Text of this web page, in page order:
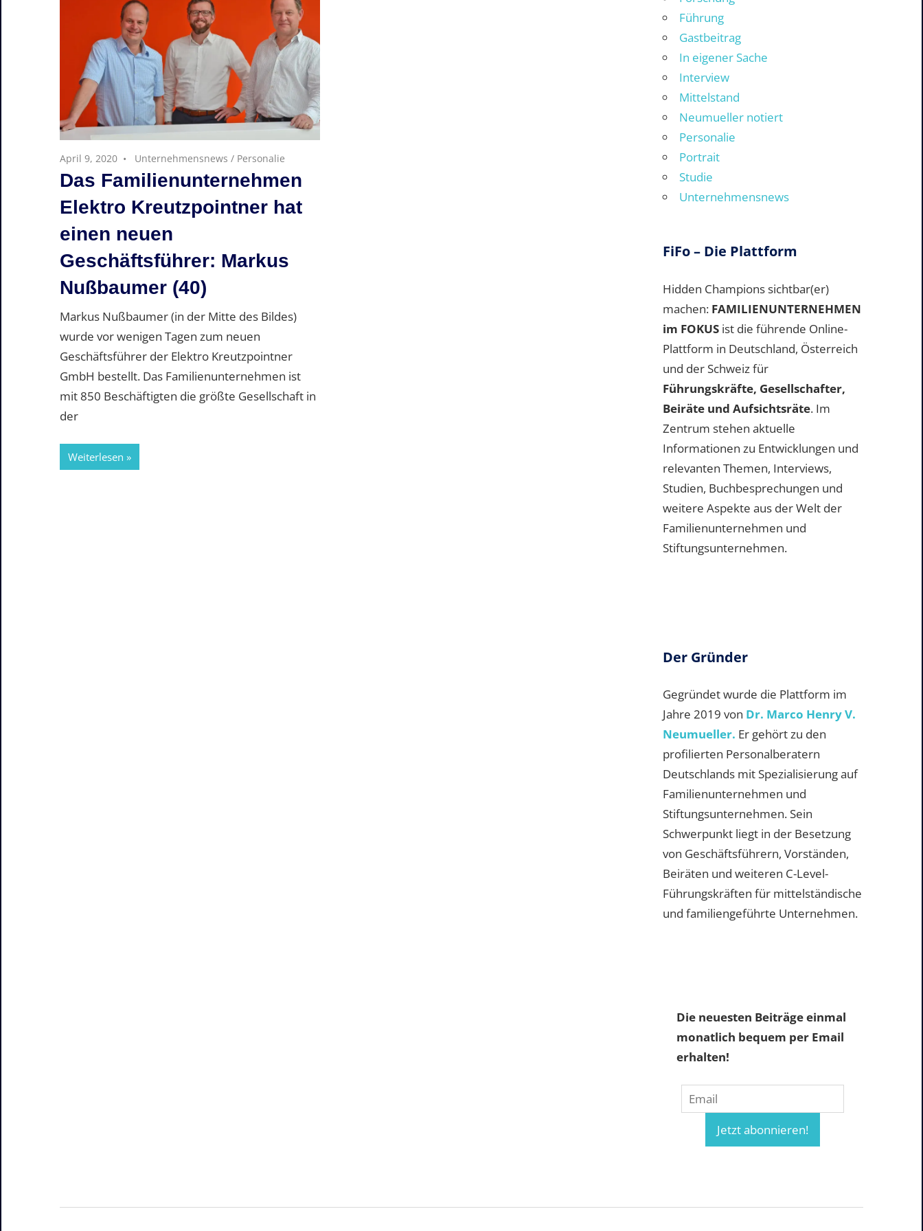
April 9, 2020 Unternehmensnews / Personalie
Das Familienunternehmen
Elektro Kreutzpointner hat
einen neuen
Geschäftsführer: Markus
Nußbaumer (40)
Markus Nußbaumer (in der Mitte des Bildes)
wurde vor wenigen Tagen zum neuen
Geschäftsführer der Elektro Kreutzpointner
GmbH bestellt. Das Familienunternehmen ist
mit 850 Beschäftigten die größte Gesellschaft in
der
Weiterlesen
Führung
Gastbeitrag
In eigener Sache
Interview
Mittelstand
Neumueller notiert
Personalie
Portrait
Studie
Unternehmensnews
FiFo – Die Plattform
Hidden Champions sichtbar(er)
machen: FAMILIENUNTERNEHMEN
im FOKUS ist die führende Online-
Plattform in Deutschland, Österreich
und der Schweiz für
Führungskräfte, Gesellschafter,
Beiräte und Aufsichtsräte. Im
Zentrum stehen aktuelle
Informationen zu Entwicklungen und
relevanten Themen, Interviews,
Studien, Buchbesprechungen und
weitere Aspekte aus der Welt der
Familienunternehmen und
Stiftungsunternehmen.
Der Gründer
Gegründet wurde die Plattform im
Jahre 2019 von Dr. Marco Henry V.
Neumueller. Er gehört zu den
profilierten Personalberatern
Deutschlands mit Spezialisierung auf
Familienunternehmen und
Stiftungsunternehmen. Sein
Schwerpunkt liegt in der Besetzung
von Geschäftsführern, Vorständen,
Beiräten und weiteren C-Level-
Führungskräften für mittelständische
und familiengeführte Unternehmen.
Die neuesten Beiträge einmal
monatlich bequem per Email
erhalten!